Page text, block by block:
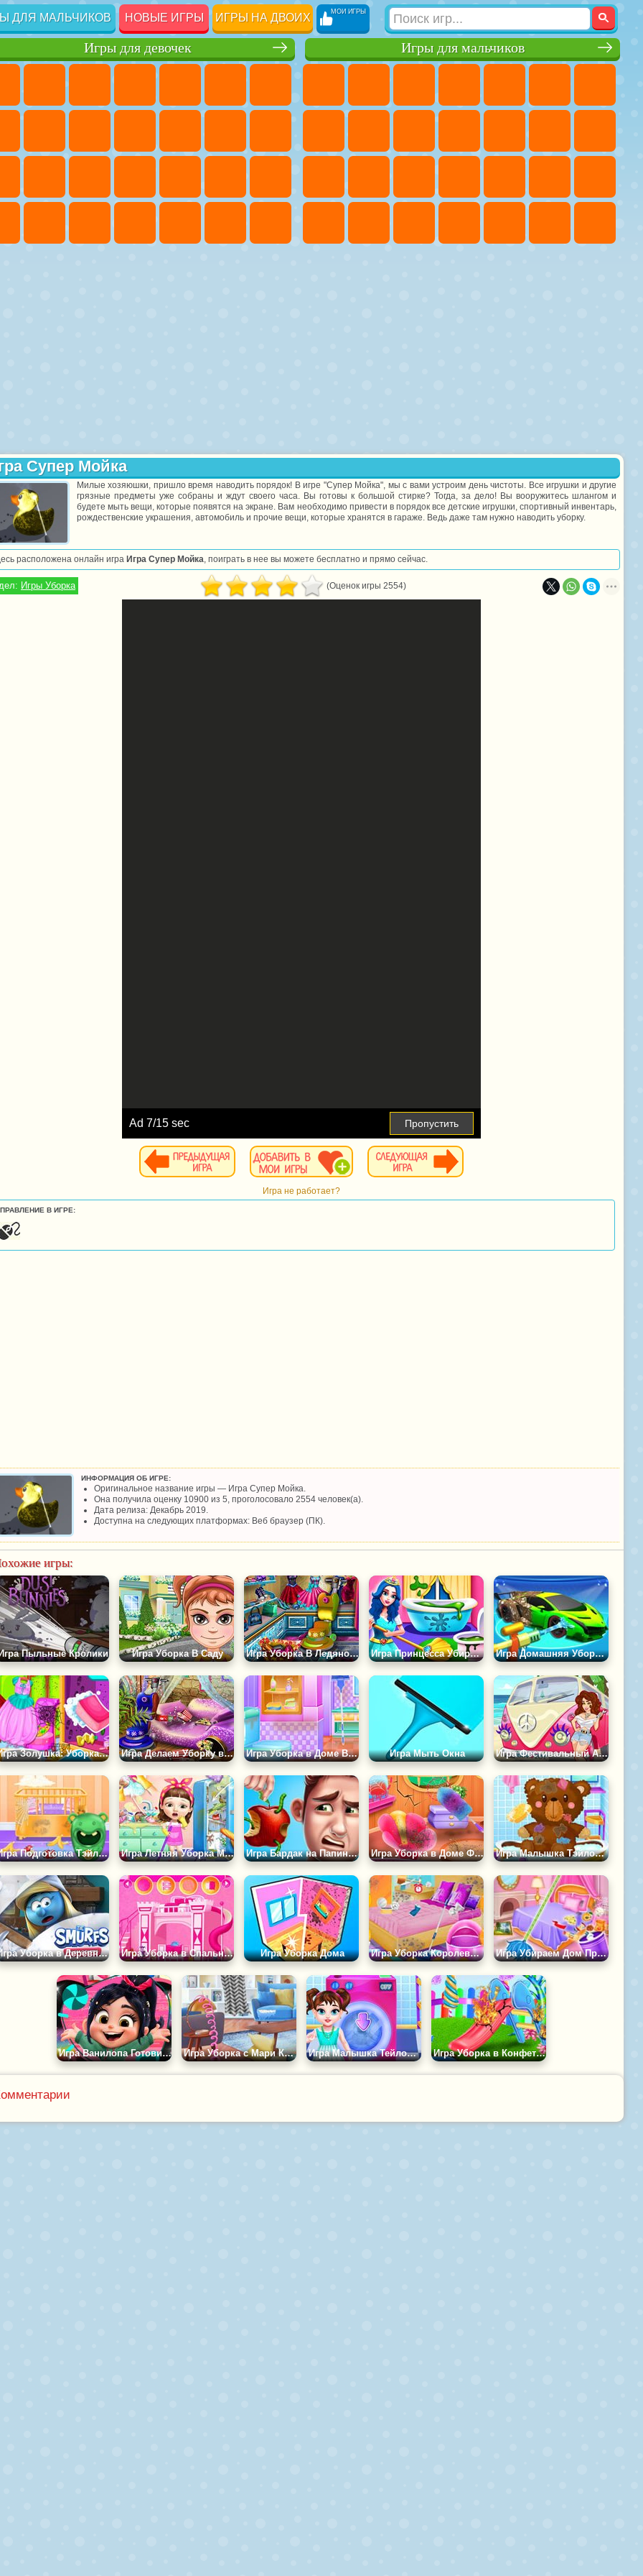
ДЛЯ МАЛЬЧИКОВ НОВЫЕ ИГРЫ ИГРЫ НА ДВОИХ МОИ ИГРЫ
Игры для мальчиков
Игры для девочек
Супер Мойка
Милые хозяюшки, пришло время наводить порядок! В игре "Супер Мойка", мы с вами устроим день чистоты. Все игрушки и другие
грязные предметы уже собраны и ждут своего часа. Вы готовы к большой стирке? Тогда, за дело! Вы вооружитесь шлангом и
будете мыть вещи, которые появятся на экране. Вам необходимо привести в порядок все детские игрушки, спортивный инвентарь,
рождественские украшения, автомобиль и прочие вещи, которые хранятся в гараже. Ведь даже там нужно наводить уборку.
расположена онлайн игра Игра Супер Мойка , поиграть в нее вы можете бесплатно и прямо сейчас.
Игры Уборка (Оценок игры 2554)
Ad 8/15 sec Пропустить
Игра не работает?
В ИГРЕ:
ИНФОРМАЦИЯ ОБ ИГРЕ:
Оригинальное название игры — Игра Супер Мойка.
Она получила оценку 10900 из 5, проголосовало 2554 человек(а).
Дата релиза: Декабрь 2019.
Доступна на следующих платформах: Веб браузер (ПК).
игры:
Пыльные Кролики Игра Уборка В Саду Игра Уборка В Ледяном Замке Игра Принцесса Убирает в Доме Игра Домашняя Уборка 3Д
Игра Золушка: Уборка во Дворце Игра Делаем Уборку в Домике Феи Игра Уборка в Доме Выпускниц Игра Мыть Окна Игра Фестивальный Автобус: Ремонт
Игра Подготовка Тэйлор к Новорождённому Игра Летняя Уборка Милашки Игра Бардак на Папину Голову Игра Уборка в Доме Феи Игра Малышка Тэйлор Убирает
Игра Уборка в Деревне Смурфиков Игра Уборка в Спальне Принцессы Игра Уборка Дома Игра Уборка Королевского Дворца Игра Убираем Дом Принцессы
Игра Ванилопа Готовиться ко Дню Рождения Игра Уборка с Мари Кондо Игра Малышка Тейлор Занимается Стиркой Игра Уборка в Конфетном Саду